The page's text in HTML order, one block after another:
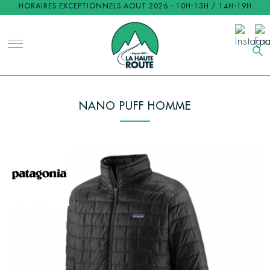
HORAIRES EXCEPTIONNELS AOUT 2026 - 10H-13H / 14H-19H
search
NANO PUFF HOMME